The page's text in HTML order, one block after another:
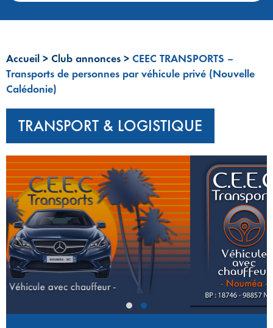
Accueil > Club annonces > CEEC TRANSPORTS –
Transports de personnes par véhicule privé (Nouvelle
Calédonie)
TRANSPORT & LOGISTIQUE
‹ ›